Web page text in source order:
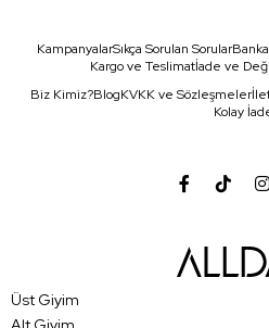
KampanyalarSıkça Sorulan Sorular
Kargo ve Teslimatİade ve
Biz Kimiz?BlogKVKK ve Sözleşmeler
Kolay
Üst Giyim